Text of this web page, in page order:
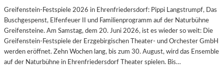
Greifenstein-Festspiele 2026 in Ehrenfriedersdorf: Pippi Langstrumpf, Das
Buschgespenst, Elfenfeuer II und Familienprogramm auf der Naturbühne
Greifensteine. Am Samstag, dem 20. Juni 2026, ist es wieder so weit: Die
Greifenstein-Festspiele der Erzgebirgischen Theater- und Orchester GmbH
werden eröffnet. Zehn Wochen lang, bis zum 30. August, wird das Ensemble
auf der Naturbühne in Ehrenfriedersdorf Theater spielen. Bis…